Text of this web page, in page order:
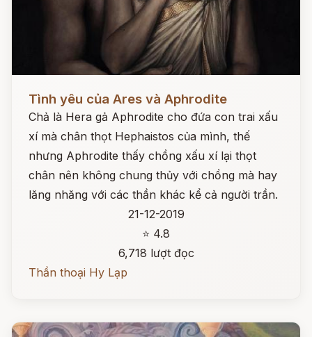
Tình yêu của Ares và Aphrodite
Chả là Hera gả Aphrodite cho đứa con trai xấu
xí mà chân thọt Hephaistos của mình, thế
nhưng Aphrodite thấy chồng xấu xí lại thọt
chân nên không chung thủy với chồng mà hay
lăng nhăng với các thần khác kể cả người trần.
21-12-2019
⭐ 4.8
6,718 lượt đọc
Thần thoại Hy Lạp